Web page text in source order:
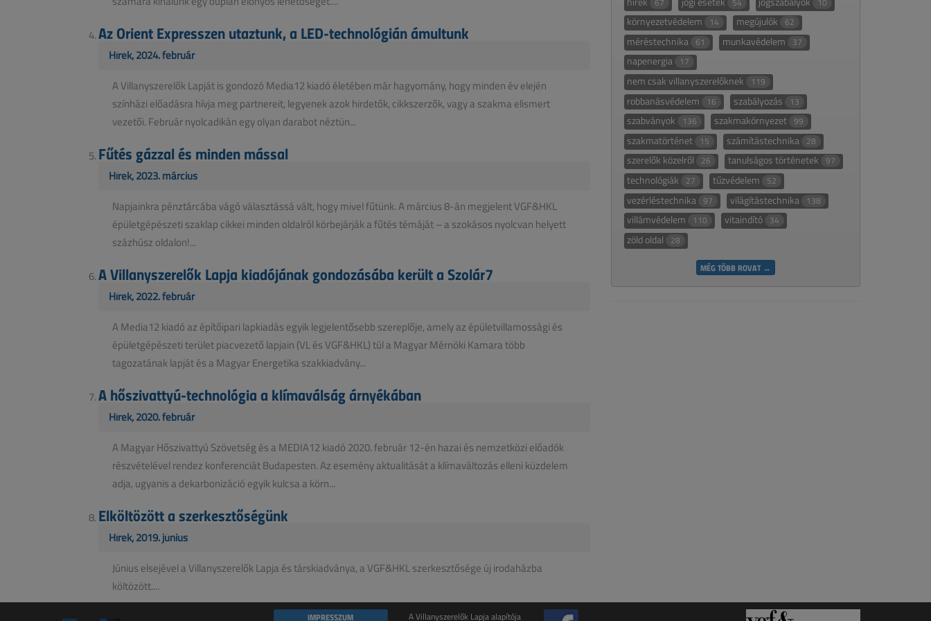
Az Orient Expresszen utaztunk, a LED-technológián ámultunk
Hírek, 2024. február
A Villanyszerelők Lapját is gondozó Media12 kiadó életében már hagyomány, hogy minden év elején
színházi előadásra hívja meg partnereit, legyenek azok hirdetők, cikkszerzők, vagy a szakma elismert
vezetői. Február nyolcadikán egy olyan darabot néztün...
Fűtés gázzal és minden mással
Hírek, 2023. március
Napjainkra pénztárcába vágó választássá vált, hogy mivel fűtünk. A március 8-án megjelent VGF&HKL
épületgépészeti szaklap cikkei minden oldalról körbejárják a fűtés témáját – a szokásos nyolcvan helyett
százhúsz oldalon!...
A Villanyszerelők Lapja kiadójának gondozásába került a Szolár7
Hírek, 2022. február
A Media12 kiadó az építőipari lapkiadás egyik legjelentősebb szereplője, amely az épületvillamossági és
épületgépészeti terület piacvezető lapjain (VL és VGF&HKL) túl a Magyar Mérnöki Kamara több
tagozatának lapját és a Magyar Energetika szakkiadvány...
A hőszivattyú-technológia a klímaválság árnyékában
Hírek, 2020. február
A Magyar Hőszivattyú Szövetség és a MEDIA12 kiadó 2020. február 12-én hazai és nemzetközi előadók
részvételével rendez konferenciát Budapesten. Az esemény aktualitását a klímaváltozás elleni küzdelem
adja, ugyanis a dekarbonizáció egyik kulcsa a körn...
Elköltözött a szerkesztőségünk
Hírek, 2019. június
Június elsejével a Villanyszerelők Lapja és társkiadványa, a VGF&HKL szerkesztősége új irodaházba
költözött....
környezetvédelem 14 megújulók 62
méréstechnika 61 munkavédelem 37
napenergia 17
nem csak villanyszerelőknek 119
robbanásvédelem 16 szabályozás 13
szabványok 136 szakmakörnyezet 99
szakmatörténet 15 számítástechnika 28
szerelők közelről 26 tanulságos történetek 97
technológiák 27 tűzvédelem 52
vezérléstechnika 97 világítástechnika 138
villámvédelem 110 vitaindító 34
zöld oldal 28
MÉG TÖBB ROVAT →
IMPRESSZUM A Villanyszerelők Lapja alapítója